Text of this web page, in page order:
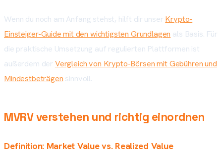
Wenn du noch am Anfang stehst, hilft dir unser Krypto-
Einsteiger-Guide mit den wichtigsten Grundlagen als Basis. Für
die praktische Umsetzung auf regulierten Plattformen ist
außerdem der Vergleich von Krypto-Börsen mit Gebühren und
Mindestbeträgen sinnvoll.
MVRV verstehen und richtig einordnen
Definition: Market Value vs. Realized Value